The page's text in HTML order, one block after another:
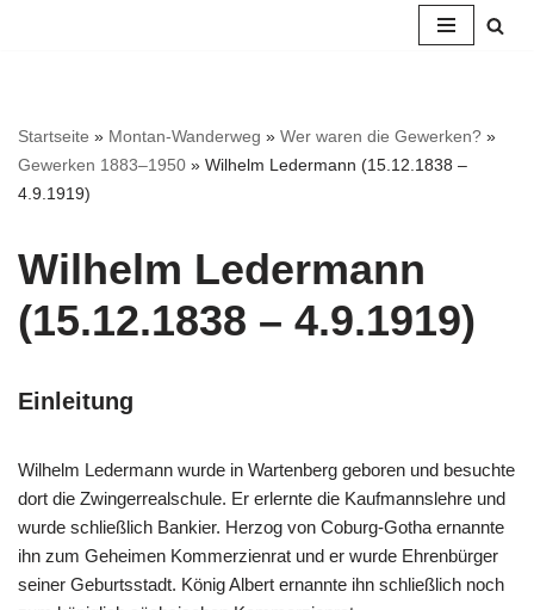
Startseite » Montan-Wanderweg » Wer waren die Gewerken? »
Gewerken 1883–1950 » Wilhelm Ledermann (15.12.1838 –
4.9.1919)
Wil­helm Leder­mann
(15.12.1838 – 4.9.1919)
Ein­lei­tung
Wil­helm Leder­mann wur­de in War­ten­berg gebo­ren und besuch­te
dort die Zwin­ger­re­al­schu­le. Er erlern­te die Kauf­manns­leh­re und
wur­de schließ­lich Ban­kier. Her­zog von Coburg-Gotha ernann­te
ihn zum Gehei­men Kom­mer­zi­en­rat und er wur­de Ehren­bür­ger
sei­ner Geburts­stadt. König Albert ernann­te ihn schließ­lich noch